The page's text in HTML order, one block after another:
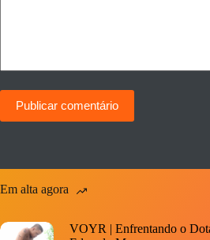
Publicar comentário
Em alta agora
VOYR | Enfrentando o